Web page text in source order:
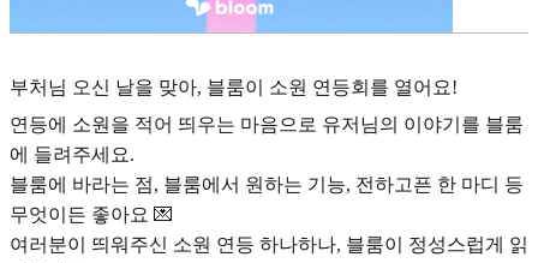
부처님 오신 날을 맞아, 블룸이 소원 연등회를 열어요!
연등에 소원을 적어 띄우는 마음으로 유저님의 이야기를 블룸
에 들려주세요.
블룸에 바라는 점, 블룸에서 원하는 기능, 전하고픈 한 마디 등
무엇이든 좋아요 💌
여러분이 띄워주신 소원 연등 하나하나, 블룸이 정성스럽게 읽